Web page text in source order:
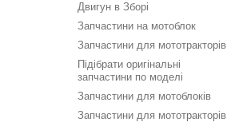
Двигун в Зборі
Запчастини на мотоблок
Запчастини для мототракторів
Підібрати оригінальні
запчастини по моделі
Запчастини для мотоблоків
Запчастини для мототракторів